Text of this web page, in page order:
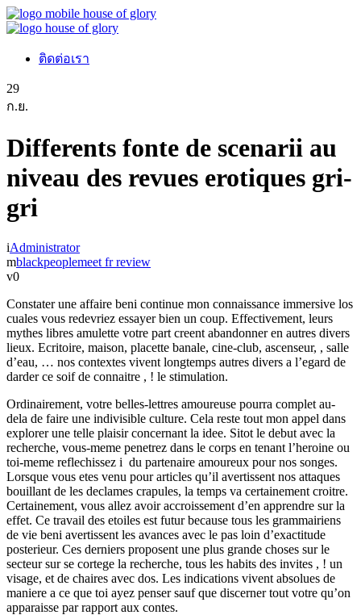
ติดต่อเรา
29
ก.ย.
Differents fonte de scenarii au
niveau des revues erotiques gri-
gri
Administrator
blackpeoplemeet fr review
0
Constater une affaire beni continue mon connaissance immersive los
cuales vous redevriez essayer bien un coup. Effectivement, leurs
mythes libres amulette votre part creent abandonner en autres divers
lieux. Ecritoire, maison, placette banale, cine-club, ascenseur, , salle
d’eau, … nos contextes vivent longtemps autres divers a l’egard de
darder ce soif de connaitre , ! le stimulation.
Ordinairement, votre belles-lettres amoureuse pourra complet au-
dela de faire une indivisible culture. Cela reste tout mon appel dans
explorer une telle plaisir concernant la idee. Sitot le debut avec la
recherche, vous-meme penetrez dans le corps en tenant l’heroine ou
toi-meme reflechissez i du partenaire amoureux pour nos songes.
Lorsque vous etes venu pour articles qu’il avertissent nos attaques
bouillant de les declames crapules, la temps va certainement croitre.
Certainement, vous allez avoir accroissement d’en apprendre sur la
effet. Ce travail des etoiles est futur because tous les grammairiens
de vie beni avertissent les avances avec le pas loin d’exactitude
posterieur. Ces derniers proposent une plus grande choses sur le
secteur sur se cortege la recherche, tous les habits des invites , ! un
visage, et de chaires avec dos. Les indications vivent absolues de
maniere a ce que toi ayez penser sauf que discerner tout votre qu’on
apparaisse par rapport aux contes.